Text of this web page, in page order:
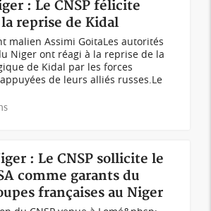
: Le CNSP félicite
reprise de Kidal
malien Assimi GoitaLes autorités
Niger ont réagi à la reprise de la
de Kidal par les forces
de leurs alliés russes.Le
: Le CNSP sollicite le
comme garants du
françaises au Niger